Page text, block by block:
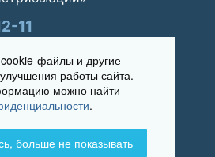
11
7, офис 270
09:00 - 18:00
Обратный звонок
файлы и другие
работы сайта.
можно найти
.
больше не показывать